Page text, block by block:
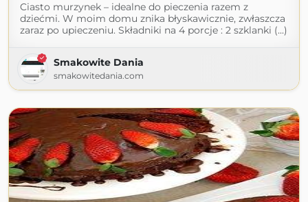
Ciasto murzynek – idealne do pieczenia razem z
dziećmi. W moim domu znika błyskawicznie, zwłaszcza
zaraz po upieczeniu. Składniki na 4 porcje : 2 szklanki (...)
Smakowite Dania
smakowitedania.com